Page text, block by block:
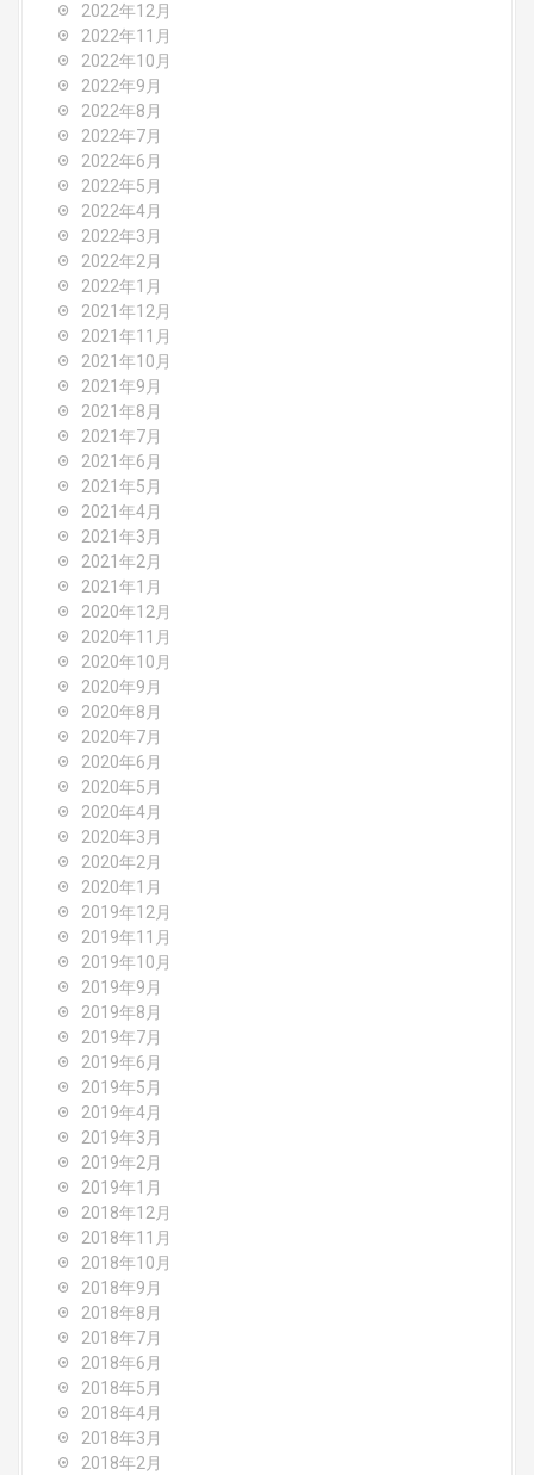
2022年12月
2022年11月
2022年10月
2022年9月
2022年8月
2022年7月
2022年6月
2022年5月
2022年4月
2022年3月
2022年2月
2022年1月
2021年12月
2021年11月
2021年10月
2021年9月
2021年8月
2021年7月
2021年6月
2021年5月
2021年4月
2021年3月
2021年2月
2021年1月
2020年12月
2020年11月
2020年10月
2020年9月
2020年8月
2020年7月
2020年6月
2020年5月
2020年4月
2020年3月
2020年2月
2020年1月
2019年12月
2019年11月
2019年10月
2019年9月
2019年8月
2019年7月
2019年6月
2019年5月
2019年4月
2019年3月
2019年2月
2019年1月
2018年12月
2018年11月
2018年10月
2018年9月
2018年8月
2018年7月
2018年6月
2018年5月
2018年4月
2018年3月
2018年2月